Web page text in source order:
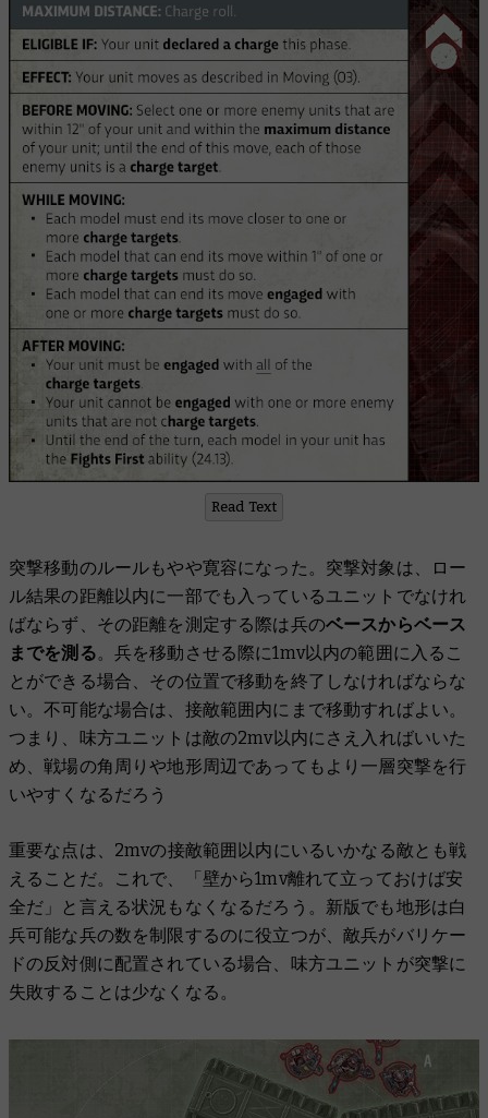
Read Text
突撃移動のルールもやや寛容になった。突撃対象は、ロー
ル結果の距離以内に一部でも入っているユニットでなけれ
ばならず、その距離を測定する際は兵のベースからベース
までを測る。兵を移動させる際に1mv以内の範囲に入るこ
とができる場合、その位置で移動を終了しなければならな
い。不可能な場合は、接敵範囲内にまで移動すればよい。
つまり、味方ユニットは敵の2mv以内にさえ入ればいいた
め、戦場の角周りや地形周辺であってもより一層突撃を行
いやすくなるだろう
重要な点は、2mvの接敵範囲以内にいるいかなる敵とも戦
えることだ。これで、「壁から1mv離れて立っておけば安
全だ」と言える状況もなくなるだろう。新版でも地形は白
兵可能な兵の数を制限するのに役立つが、敵兵がバリケー
ドの反対側に配置されている場合、味方ユニットが突撃に
失敗することは少なくなる。